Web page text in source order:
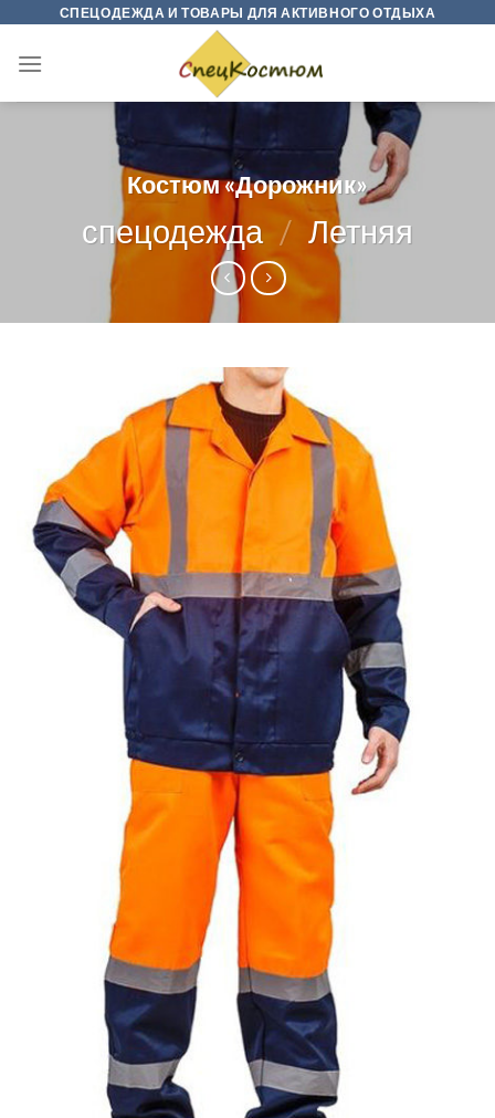
content
СПЕЦОДЕЖДА И ТОВАРЫ ДЛЯ АКТИВНОГО ОТДЫХА
Костюм «Дорожник»
спецодежда / Летняя